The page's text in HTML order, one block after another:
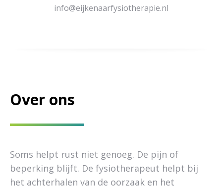
info@eijkenaarfysiotherapie.nl
Over ons
Soms helpt rust niet genoeg. De pijn of
beperking blijft. De fysiotherapeut helpt bij
het achterhalen van de oorzaak en het